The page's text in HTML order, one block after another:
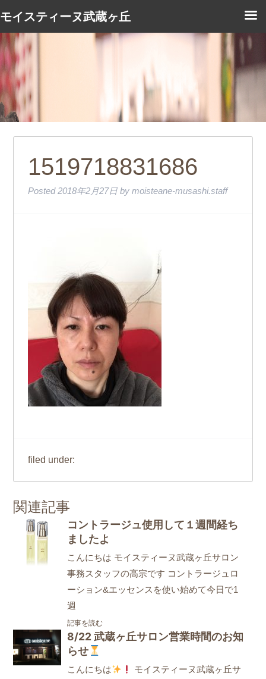
1519718831686
Posted2018年2月27日 by moisteane-musashi.staff
filed under:
関連記事
コントラージュ使用して１週間経ち
ましたよ
こんにちは モイスティーヌ武蔵ヶ丘サロン
事務スタッフの高宗です コントラージュロ
ーション&エッセンスを使い始めて今日で1
週
記事を読む
8/22 武蔵ヶ丘サロン営業時間のお知
らせ
こんにちは
モイスティーヌ武蔵ヶ丘サ
モイスティーヌ武蔵ヶ丘